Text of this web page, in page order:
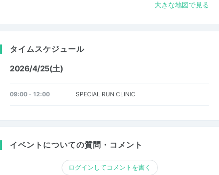
大きな地図で見る
タイムスケジュール
2026/4/25(土)
09:00 - 12:00 SPECIAL RUN CLINIC
イベントについての質問・コメント
ログインしてコメントを書く